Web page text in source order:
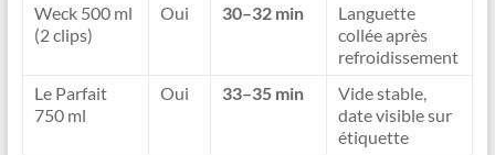
Weck 500 ml
(2 clips)
Oui 30–32 min
Languette
collée après
refroidissement
Le Parfait
750 ml
Oui 33–35 min
Vide stable,
date visible sur
étiquette